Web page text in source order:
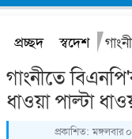
প্রচ্ছদ স্বদেশ
গাংনীতে
ধাওয়া পাল্টা
প্রকাশিত: মঙ্গলবার